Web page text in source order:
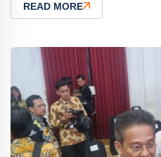
READ MORE